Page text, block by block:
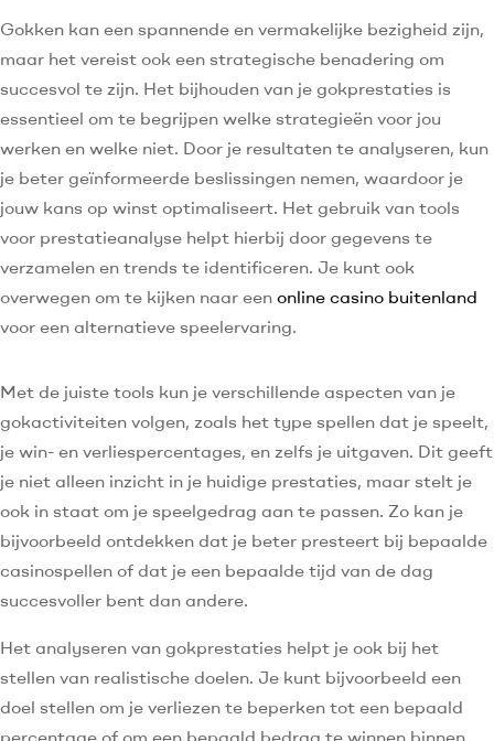
Gokken kan een spannende en vermakelijke bezigheid zijn,
maar het vereist ook een strategische benadering om
succesvol te zijn. Het bijhouden van je gokprestaties is
essentieel om te begrijpen welke strategieën voor jou
werken en welke niet. Door je resultaten te analyseren, kun
je beter geïnformeerde beslissingen nemen, waardoor je
jouw kans op winst optimaliseert. Het gebruik van tools
voor prestatieanalyse helpt hierbij door gegevens te
verzamelen en trends te identificeren. Je kunt ook
overwegen om te kijken naar een online casino buitenland
voor een alternatieve speelervaring.
Met de juiste tools kun je verschillende aspecten van je
gokactiviteiten volgen, zoals het type spellen dat je speelt,
je win- en verliespercentages, en zelfs je uitgaven. Dit geeft
je niet alleen inzicht in je huidige prestaties, maar stelt je
ook in staat om je speelgedrag aan te passen. Zo kan je
bijvoorbeeld ontdekken dat je beter presteert bij bepaalde
casinospellen of dat je een bepaalde tijd van de dag
succesvoller bent dan andere.
Het analyseren van gokprestaties helpt je ook bij het
stellen van realistische doelen. Je kunt bijvoorbeeld een
doel stellen om je verliezen te beperken tot een bepaald
percentage of om een bepaald bedrag te winnen binnen